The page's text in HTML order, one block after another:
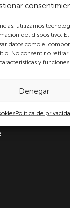
utilizamos
del dispositivo.
datos como el
No consentir o
y funciones.
Denegar
Política de
a
5 de
los